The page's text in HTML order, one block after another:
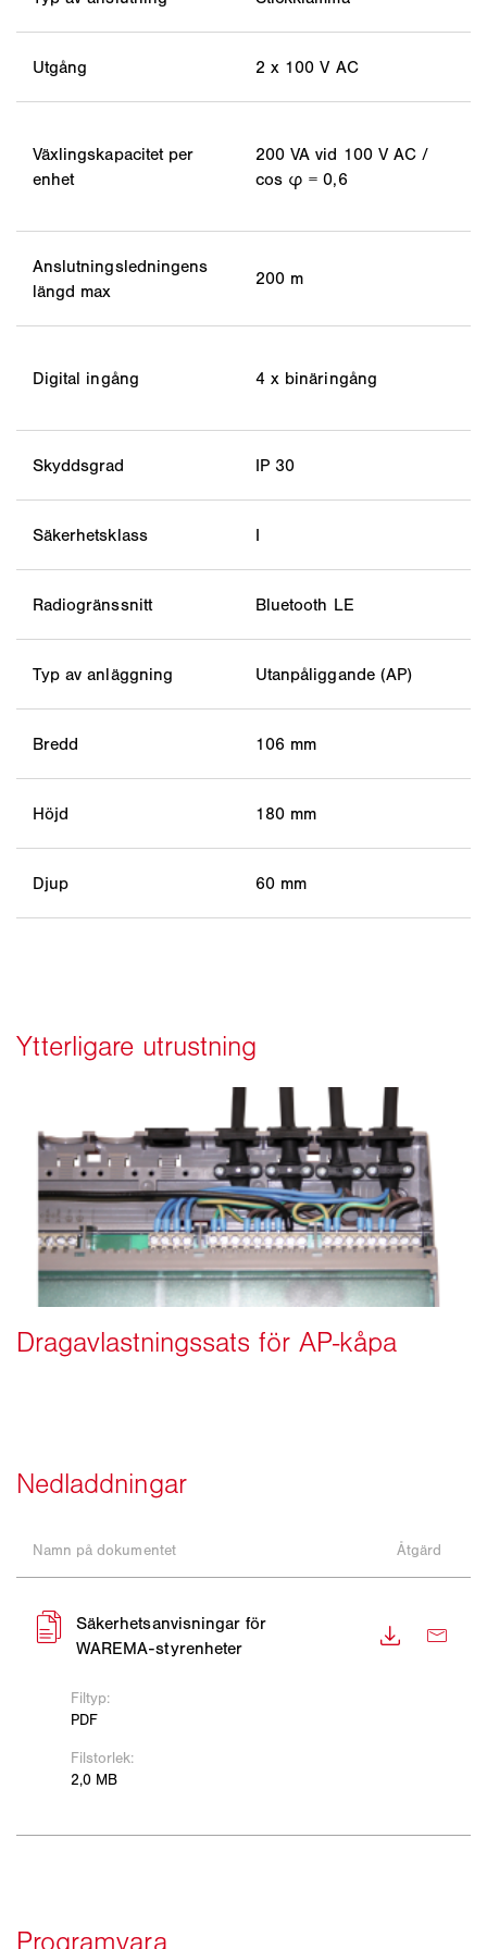
Utgång 2 x 100 V AC
Växlingskapacitet per
enhet
200 VA vid 100 V AC /
cos φ = 0,6
Anslutningsledningens
längd max
200 m
Digital ingång 4 x binäringång
Skyddsgrad IP 30
Säkerhetsklass I
Radiogränssnitt Bluetooth LE
Typ av anläggning Utanpåliggande (AP)
Bredd 106 mm
Höjd 180 mm
Djup 60 mm